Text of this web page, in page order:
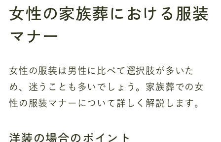
女性の家族葬における服装
マナー
女性の服装は男性に比べて選択肢が多いた
め、迷うことも多いでしょう。家族葬での女
性の服装マナーについて詳しく解説します。
洋装の場合のポイント